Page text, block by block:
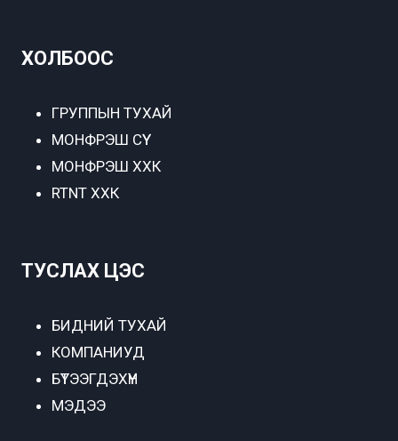
ХОЛБООС
ГРУППЫН ТУХАЙ
МОНФРЭШ СҮҮ
МОНФРЭШ ХХК
RTNT ХХК
ТУСЛАХ ЦЭС
БИДНИЙ ТУХАЙ
КОМПАНИУД
БҮТЭЭГДЭХҮҮН
МЭДЭЭ